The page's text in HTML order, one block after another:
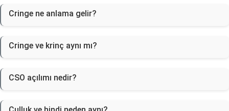
Cringe ne anlama gelir?
Cringe ve krinç aynı mı?
CSO açılımı nedir?